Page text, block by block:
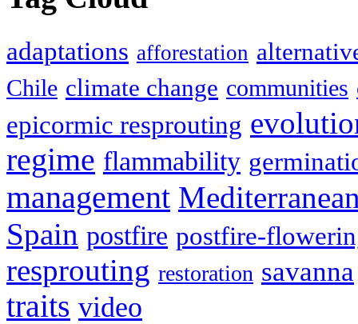
adaptations afforestation
Chile climate change communities
epicormic resprouting
regime flammability
management
Spain postfire postfire-
resprouting restoration savanna
traits video